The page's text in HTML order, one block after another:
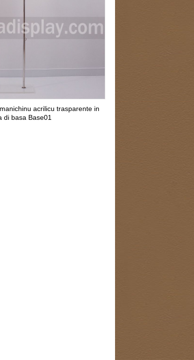
acrilicu trasparente in
di basa Base01